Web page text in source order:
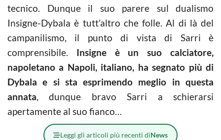
tecnico. Dunque il suo parere sul dualismo
Insigne-Dybala è tutt’altro che folle. Al di là del
campanilismo, il punto di vista di Sarri è
comprensibile. Insigne è un suo calciatore,
napoletano a Napoli, italiano, ha segnato più di
Dybala e si sta esprimendo meglio in questa
annata, dunque bravo Sarri a schierarsi
apertamente al suo fianco…
Leggi gli articoli più recenti diNews